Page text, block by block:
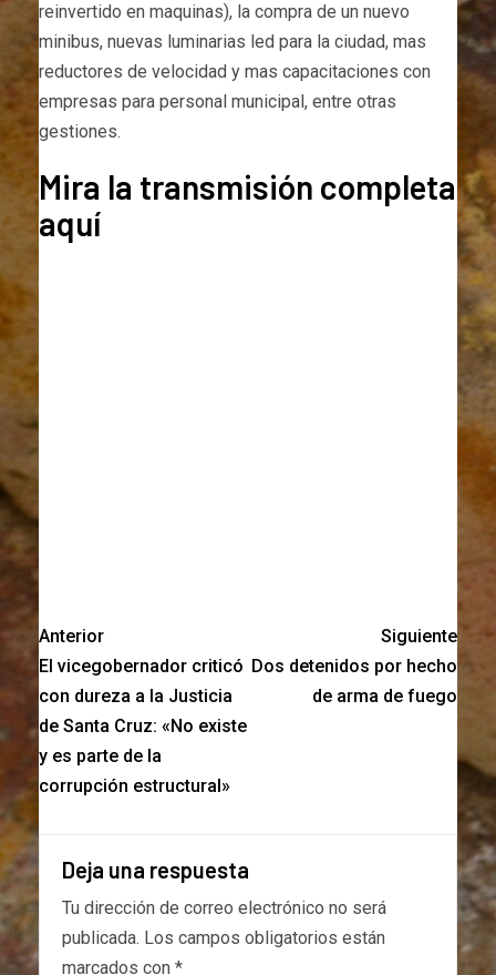
reinvertido en maquinas), la compra de un nuevo
minibus, nuevas luminarias led para la ciudad, mas
reductores de velocidad y mas capacitaciones con
empresas para personal municipal, entre otras
gestiones.
Mira la transmisión completa
aquí
Anterior
El vicegobernador criticó
con dureza a la Justicia
de Santa Cruz: «No existe
y es parte de la
corrupción estructural»
Siguiente
Dos detenidos por hecho
de arma de fuego
Deja una respuesta
Tu dirección de correo electrónico no será
publicada. Los campos obligatorios están
marcados con *